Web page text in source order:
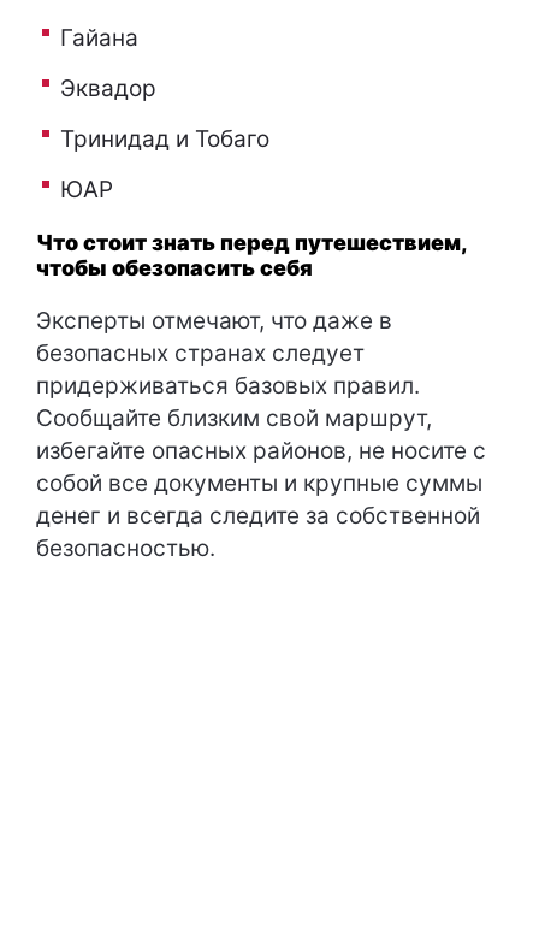
Гайана
Эквадор
Тринидад и Тобаго
ЮАР
Что стоит знать перед путешествием,
чтобы обезопасить себя
Эксперты отмечают, что даже в
безопасных странах следует
придерживаться базовых правил.
Сообщайте близким свой маршрут,
избегайте опасных районов, не носите с
собой все документы и крупные суммы
денег и всегда следите за собственной
безопасностью.